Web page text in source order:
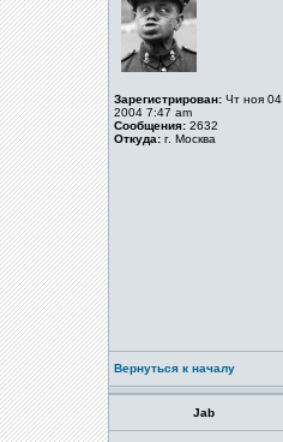
Зарегистрирован: Чт ноя 04,
2004 7:47 am
Сообщения: 2632
Откуда: г. Москва
Вернуться к началу
Jab